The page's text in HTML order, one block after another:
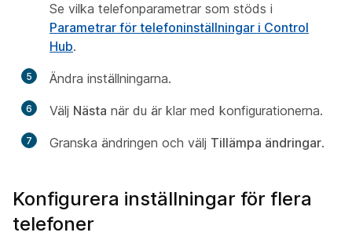
Se vilka telefonparametrar som stöds i
Parametrar för telefoninställningar i Control
Hub.
5 Ändra inställningarna.
6 Välj Nästa när du är klar med konfigurationerna.
7 Granska ändringen och välj Tillämpa ändringar.
Konfigurera inställningar för flera
telefoner